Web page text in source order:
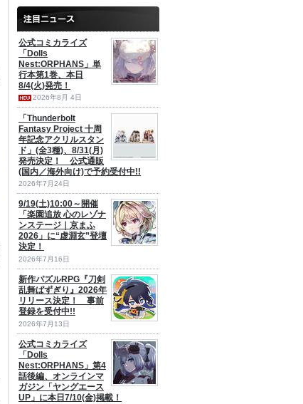
公式コミカライズ
「Dolls
Nest:ORPHANS」単
行本第1巻、本日
8/4(火)発売！
2026年8月 4日
「Thunderbolt
Fantasy Project 十周
年記念アクリルスタン
ド」(全3種)、8/31(月)
発売決定！ 公式通販
(国内／海外向け)で予約受付中!!
2026年7月24日
9/19(土)10:00～開催
「楽園追放 心のレゾナ
ンステージ｜京まふ
2026」に“虚淵玄”登壇
決定！
2026年7月16日
新作パズルRPG『刀剣
乱舞ぱずぎり』2026年
リリース決定！ 事前
登録を受付中!!
2026年7月13日
公式コミカライズ
「Dolls
Nest:ORPHANS」第4
話後編、オンラインマ
ガジン「ヤングエース
UP」に本日7/10(金)掲載！